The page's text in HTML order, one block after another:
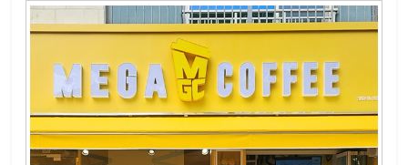
ลงทุน
และ
ขยาย